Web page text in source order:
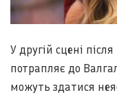
У другій сцені
потрапляє до
можуть здатися